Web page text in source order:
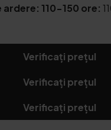
ardere: 110-150 ore:
Verificați prețul
Verificați prețul
Verificați prețul